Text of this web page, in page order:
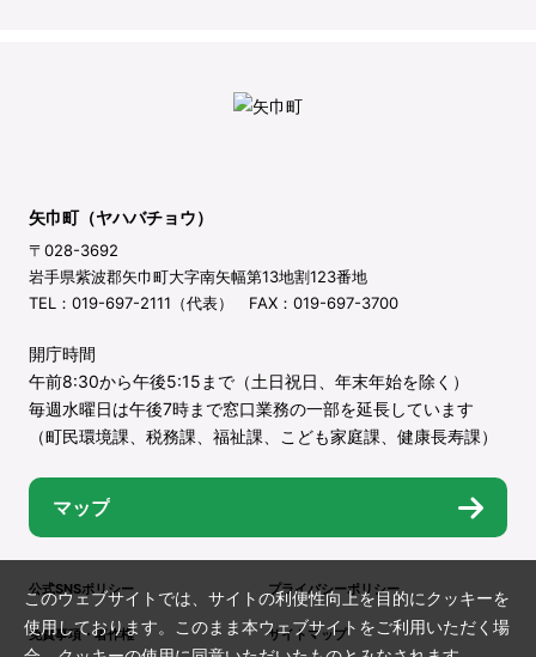
矢巾町（ヤハバチョウ）
〒028-3692
岩手県紫波郡矢巾町大字南矢幅第13地割123番地
TEL：019-697-2111（代表） FAX：019-697-3700
開庁時間
午前8:30から午後5:15まで（土日祝日、年末年始を除く）
毎週水曜日は午後7時まで窓口業務の一部を延長しています
（町民環境課、税務課、福祉課、こども家庭課、健康長寿課）
マップ
公式SNSポリシー プライバシーポリシー
免責事項・著作権 サイトマップ
このウェブサイトでは、サイトの利便性向上を目的にクッキーを
使用しております。このまま本ウェブサイトをご利用いただく場